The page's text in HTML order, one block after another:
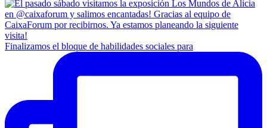
Finalizamos el bloque de habilidades sociales para